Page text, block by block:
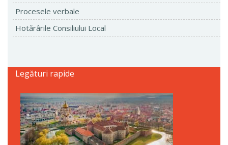
Procesele verbale
Hotărârile Consiliului Local
Legături rapide